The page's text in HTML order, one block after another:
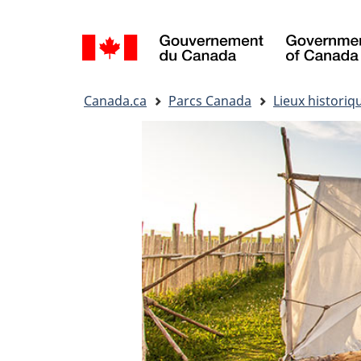
de
la
langue
Canada.ca Parcs Canada Lieux